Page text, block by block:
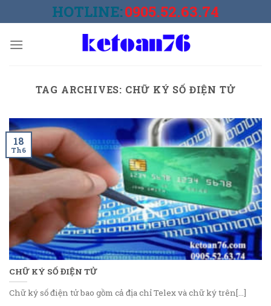
to
HOTLINE:0905.52.63.74
TAG ARCHIVES: CHỮ KÝ SỐ ĐIỆN TỬ
CHỮ KÝ SỐ ĐIỆN TỬ
Chữ ký số điện tử bao gồm cả địa chỉ Telex và chữ ký trên[...]
18
Th6